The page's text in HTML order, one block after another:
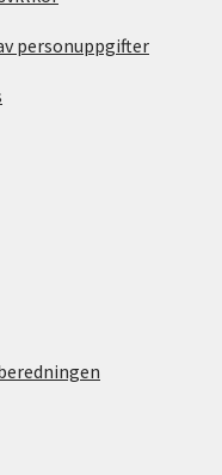
personuppgifter